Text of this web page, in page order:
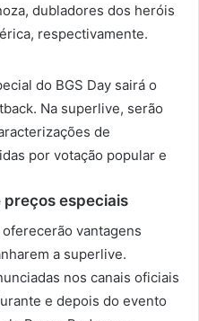
dubladores dos heróis
respectivamente.
do BGS Day sairá o
Na superlive, serão
de
por votação popular e
preços especiais
vantagens
a superlive.
nos canais oficiais
e depois do evento